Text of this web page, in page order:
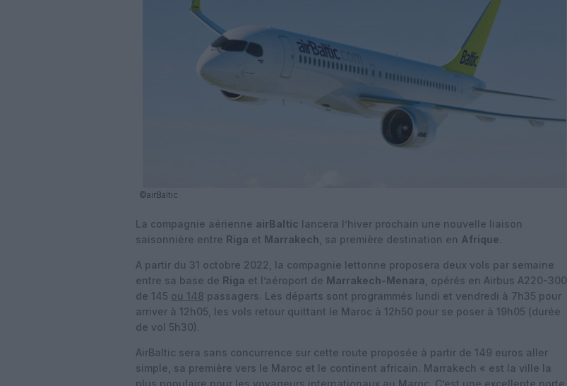
©airBaltic
La compagnie aérienne airBaltic lancera l’hiver prochain une nouvelle liaison
saisonnière entre Riga et Marrakech , sa première destination en Afrique.
A partir du 31 octobre 2022, la compagnie lettonne proposera deux vols par semaine
entre sa base de Riga et l’aéroport de Marrakech-Menara , opérés en Airbus A220-300
de 145 ou 148 passagers. Les départs sont programmés lundi et vendredi à 7h35 pour
arriver à 12h05, les vols retour quittant le Maroc à 12h50 pour se poser à 19h05 (durée
de vol 5h30).
AirBaltic sera sans concurrence sur cette route proposée à partir de 149 euros aller
simple, sa première vers le Maroc et le continent africain. Marrakech « est la ville la
plus populaire pour les voyageurs internationaux au Maroc. C’est une excellente porte